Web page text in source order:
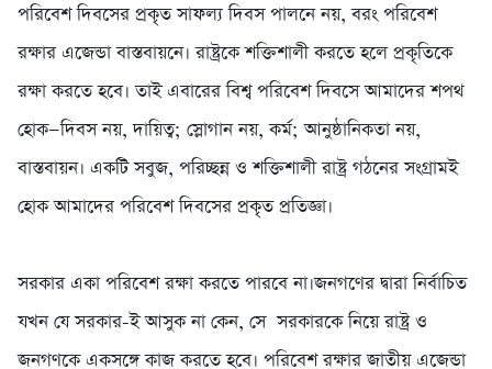
‎পরিবেশ দিবসের প্রকৃত সাফল্য দিবস পালনে নয়, বরং পরিবেশ
রক্ষার এজেন্ডা বাস্তবায়নে। রাষ্ট্রকে শক্তিশালী করতে হলে প্রকৃতিকে
রক্ষা করতে হবে। তাই এবারের বিশ্ব পরিবেশ দিবসে আমাদের শপথ
হোক—দিবস নয়, দায়িত্ব; স্লোগান নয়, কর্ম; আনুষ্ঠানিকতা নয়,
বাস্তবায়ন। একটি সবুজ, পরিচ্ছন্ন ও শক্তিশালী রাষ্ট্র গঠনের সংগ্রামই
হোক আমাদের পরিবেশ দিবসের প্রকৃত প্রতিজ্ঞা।
‎সরকার একা পরিবেশ রক্ষা করতে পারবে না।জনগণের দ্বারা নির্বাচিত
যখন যে সরকার-ই আসুক না কেন, সে সরকারকে নিয়ে রাষ্ট্র ও
জনগণকে একসঙ্গে কাজ করতে হবে। পরিবেশ রক্ষার জাতীয় এজেন্ডা